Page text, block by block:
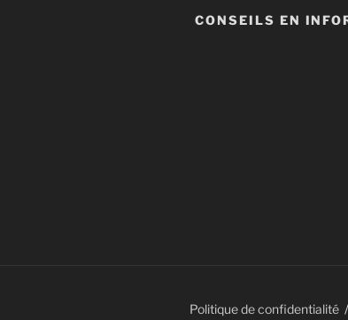
CONSEILS EN
Politique de confidentialité